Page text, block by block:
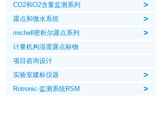
CO2和O2含量监测系列 >
露点和微水系统 >
michell密析尔露点系列 >
计量机构湿度露点标物
项目咨询设计
实验室建标仪器
>
Rotronic-监测系统RSM >